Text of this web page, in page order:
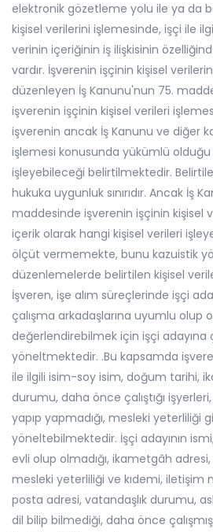
elektronik gözetleme yolu ile ya da
kişisel verilerini işlemesinde, işçi ile
verinin içeriğinin iş ilişkisinin
vardır. İşverenin işçinin kişisel
düzenleyen İş Kanunu'nun 75.
işverenin işçinin kişisel verileri
işverenin ancak İş Kanunu ve diğer
işlemesi konusunda yükümlü olduğu
işleyebileceği belirtilmektedir.
hukuka uygunluk sınırıdır. Ancak İş
maddesinde işverenin işçinin kişisel
içerik olarak hangi kişisel verileri
ölçüt vermemekte, bunu kazuistik
düzenlemelerde belirtilen kişisel
İşveren, işe alım süreçlerinde işçi
çalışma arkadaşlarına uyumlu olup
değerlendirebilmek için işçi adayına
yöneltmektedir. .Bu kapsamda
ile ilgili isim-soy isim, doğum tarihi,
durumu, daha önce çalıştığı
yapıp yapmadığı, mesleki yeterliliği
yöneltebilmektedir. İşçi adayının
evli olup olmadığı, ikametgâh
mesleki yeterliliği ve kıdemi, iletişim
posta adresi, vatandaşlık durumu,
dil bilip bilmediği, daha önce